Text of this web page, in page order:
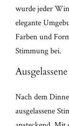
wurde jeder
elegante
Farben und
Stimmung bei.
Nach dem
ausgelassene